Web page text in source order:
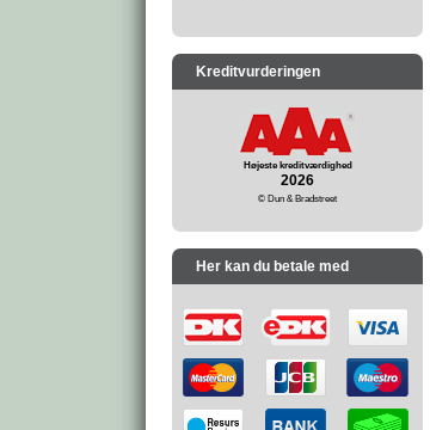
Kreditvurderingen
Højeste kreditværdighed
2026
© Dun & Bradstreet
Her kan du betale med